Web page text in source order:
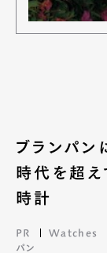
ブランパン
時代を超
時計
PR Watches
パン